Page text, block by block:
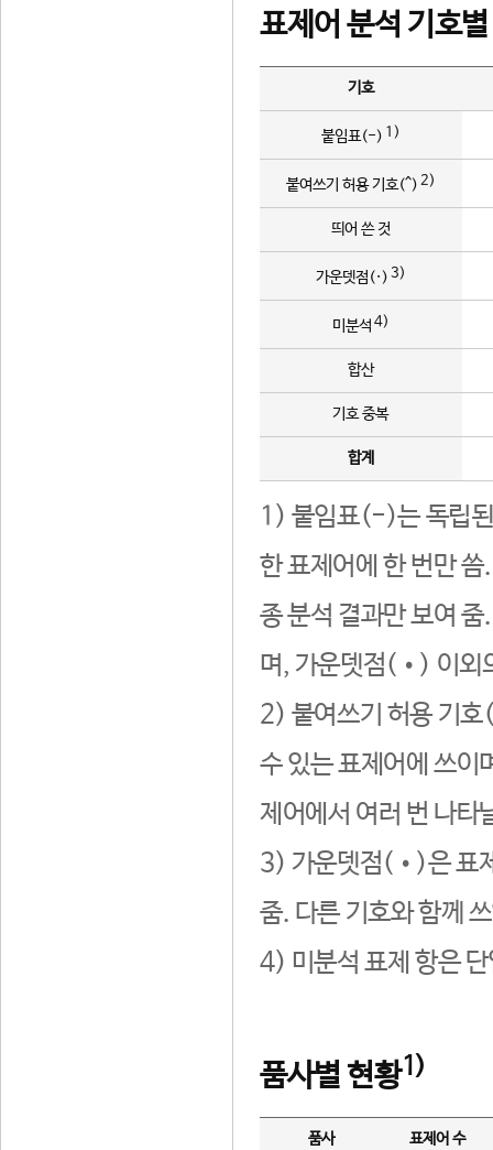
표제어 분석 기호
기호
붙임표(-) 1)
붙여쓰기 허용 기호(^) 2)
띄어 쓴 것
가운뎃점(·) 3)
미분석 4)
합산
기호 중복
합계
1) 붙임표(-)는 독립된
한 표제어에 한 번만
종 분석 결과만 보여
며, 가운뎃점(•) 이외
2) 붙여쓰기 허용 기호
수 있는 표제어에 쓰이
제어에서 여러 번 나타
3) 가운뎃점(•)은 표
줌. 다른 기호와 함께
4) 미분석 표제 항은
품사별 현황1)
품사 표제어 수